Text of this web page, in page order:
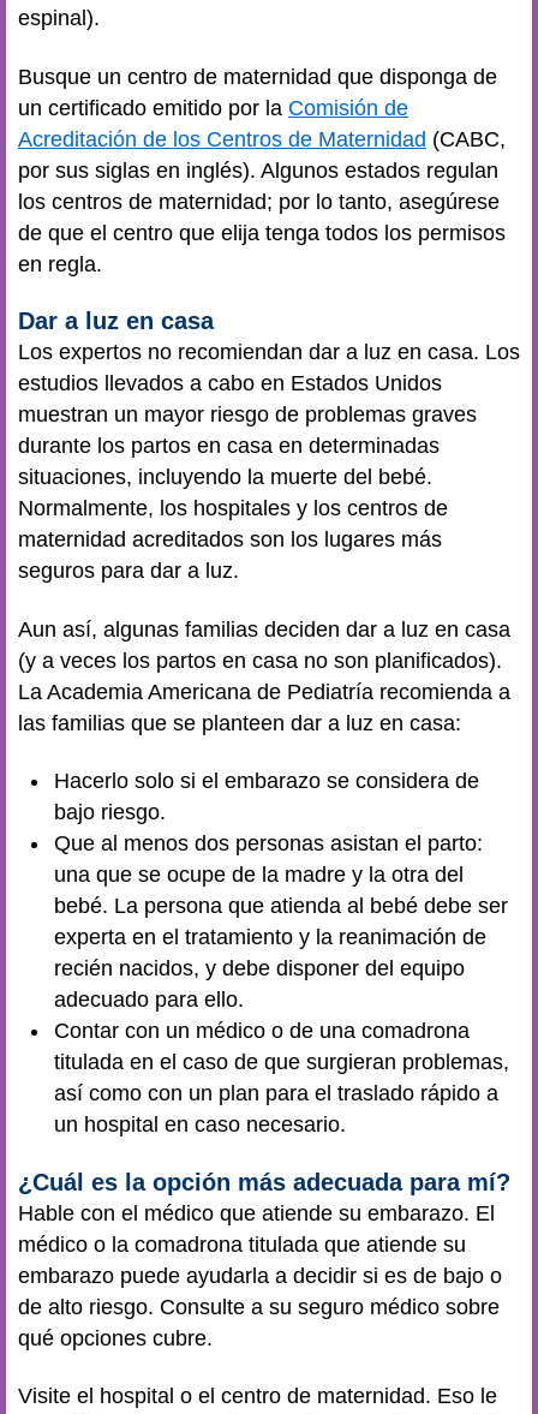
espinal).
Busque un centro de maternidad que disponga de
un certificado emitido por la Comisión de
Acreditación de los Centros de Maternidad (CABC,
por sus siglas en inglés). Algunos estados regulan
los centros de maternidad; por lo tanto, asegúrese
de que el centro que elija tenga todos los permisos
en regla.
Dar a luz en casa
Los expertos no recomiendan dar a luz en casa. Los
estudios llevados a cabo en Estados Unidos
muestran un mayor riesgo de problemas graves
durante los partos en casa en determinadas
situaciones, incluyendo la muerte del bebé.
Normalmente, los hospitales y los centros de
maternidad acreditados son los lugares más
seguros para dar a luz.
Aun así, algunas familias deciden dar a luz en casa
(y a veces los partos en casa no son planificados).
La Academia Americana de Pediatría recomienda a
las familias que se planteen dar a luz en casa:
Hacerlo solo si el embarazo se considera de
bajo riesgo.
Que al menos dos personas asistan el parto:
una que se ocupe de la madre y la otra del
bebé. La persona que atienda al bebé debe ser
experta en el tratamiento y la reanimación de
recién nacidos, y debe disponer del equipo
adecuado para ello.
Contar con un médico o de una comadrona
titulada en el caso de que surgieran problemas,
así como con un plan para el traslado rápido a
un hospital en caso necesario.
¿Cuál es la opción más adecuada para mí?
Hable con el médico que atiende su embarazo. El
médico o la comadrona titulada que atiende su
embarazo puede ayudarla a decidir si es de bajo o
de alto riesgo. Consulte a su seguro médico sobre
qué opciones cubre.
Visite el hospital o el centro de maternidad. Eso le